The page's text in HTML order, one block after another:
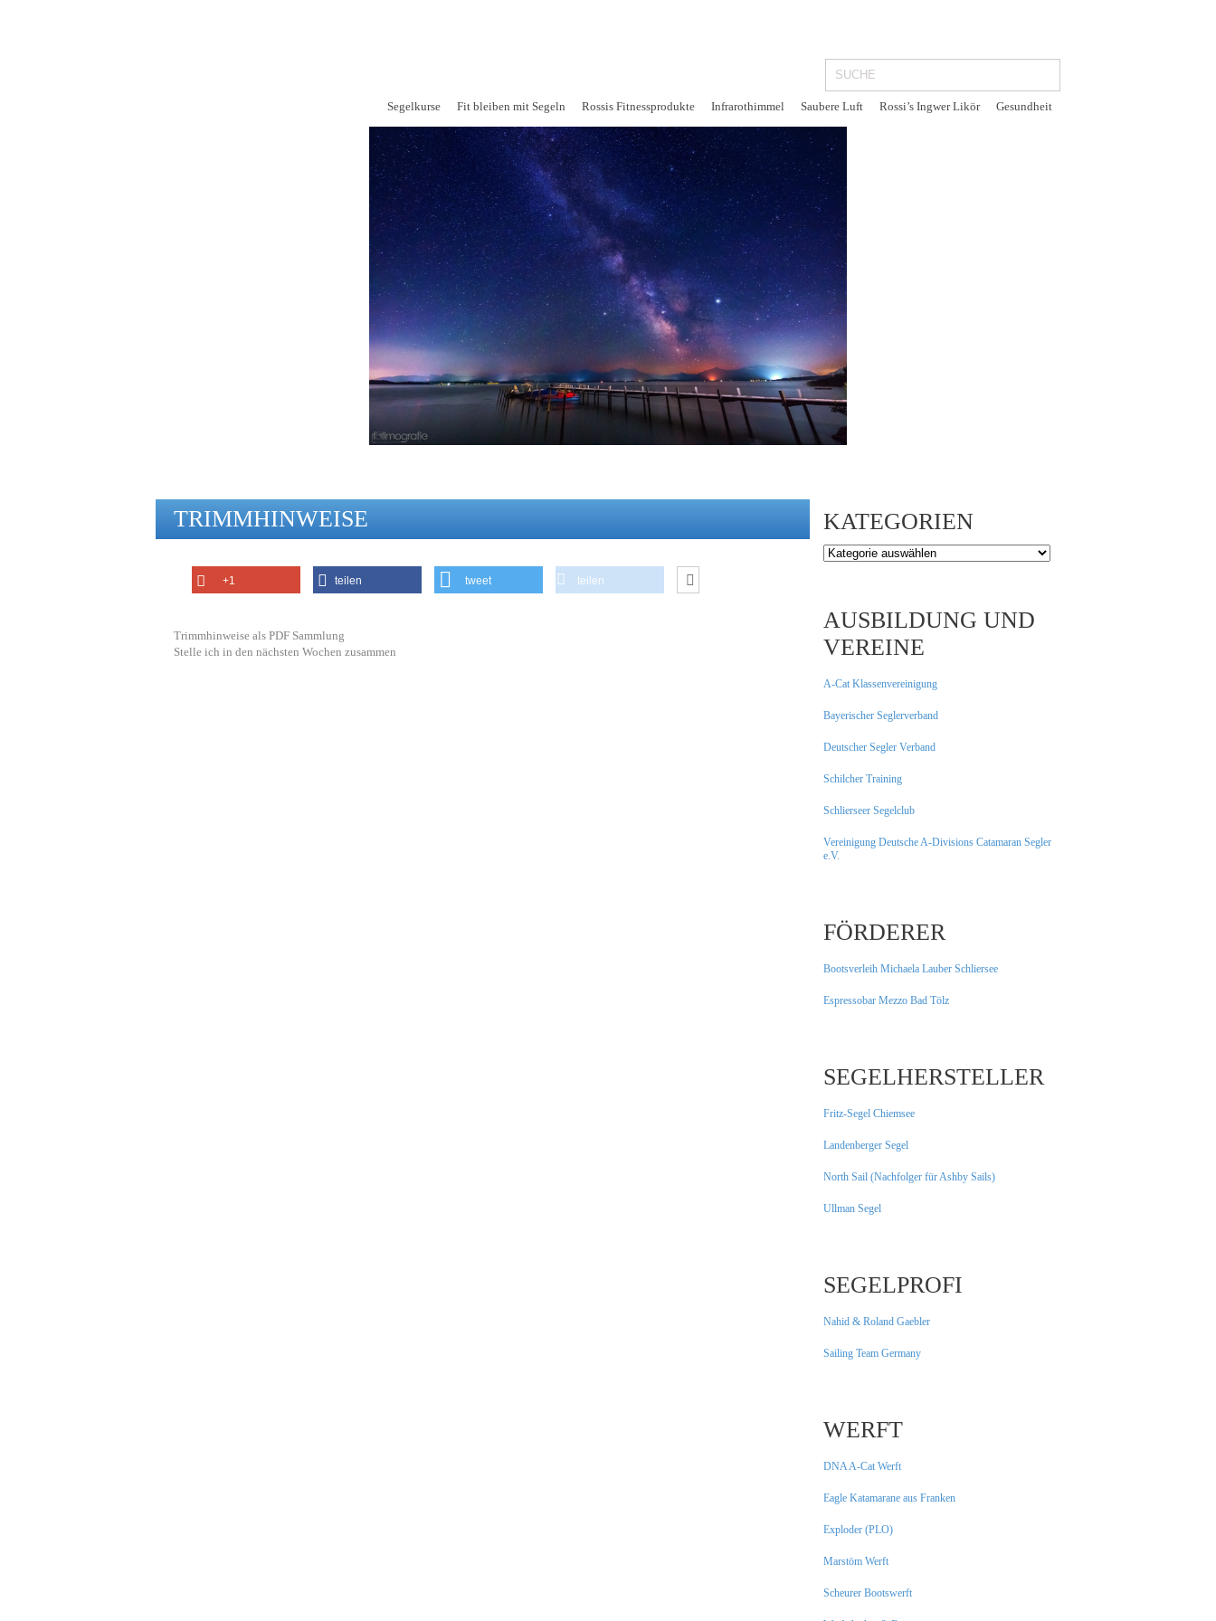
Segelkurse Fit bleiben mit Segeln Rossis Fitnessprodukte Infrarothimmel Saubere Luft Rossi’s Ingwer Likör Gesundheit
KATEGORIEN
Kategorien
AUSBILDUNG UND
VEREINE
A-Cat Klassenvereinigung
Bayerischer Seglerverband
Deutscher Segler Verband
Schilcher Training
Schlierseer Segelclub
Vereinigung Deutsche A-Divisions Catamaran Segler
e.V.
FÖRDERER
Bootsverleih Michaela Lauber Schliersee
Espressobar Mezzo Bad Tölz
SEGELHERSTELLER
Fritz-Segel Chiemsee
Landenberger Segel
North Sail (Nachfolger für Ashby Sails)
Ullman Segel
SEGELPROFI
Nahid & Roland Gaebler
Sailing Team Germany
WERFT
DNA A-Cat Werft
Eagle Katamarane aus Franken
Exploder (PLO)
Marstöm Werft
Scheurer Bootswerft
TRIMMHINWEISE
+1 teilen tweet teilen
Trimmhinweise als PDF Sammlung
Stelle ich in den nächsten Wochen zusammen